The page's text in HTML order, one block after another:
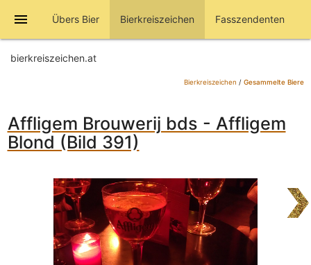
menu Übers Bier Bierkreiszeichen Fasszendenten
bierkreiszeichen.at
Bierkreiszeichen / Gesammelte Biere
Affligem Brouwerij bds - Affligem
Blond (Bild 391)